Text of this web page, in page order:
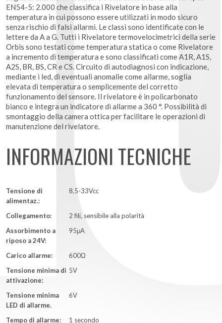
EN54-5: 2.000 che classifica i Rivelatore in base alla
temperatura in cui possono essere utilizzati in modo sicuro
senza rischio di falsi allarmi. Le classi sono identificate con le
lettere da A a G. Tutti i Rivelatore termovelocimetrici della serie
Orbis sono testati come temperatura statica o come Rivelatore
a incremento di temperatura e sono classificati come A1R, A1S,
A2S, BR, BS, CR e CS. Circuito di autodiagnosi con indicazione,
mediante i led, di eventuali anomalie come allarme, soglia
elevata di temperatura o semplicemente del corretto
funzionamento del sensore. Il rivelatore è in policarbonato
bianco e integra un indicatore di allarme a 360 °. Possibilità di
smontaggio della camera ottica per facilitare le operazioni di
manutenzione del rivelatore.
INFORMAZIONI TECNICHE
Tensione di
alimentaz.:
8,5-33Vcc
Collegamento:
2 fili, sensibile alla polarità
Assorbimento a
riposo a 24V:
95μA
Carico allarme:
600Ω
Tensione minima di
attivazione:
5V
Tensione minima
LED di allarme.
6V
Tempo di allarme:
1 secondo